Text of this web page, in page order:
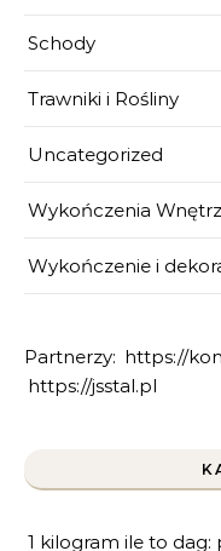
Schody
Trawniki i Rośliny
Uncategorized
Wykończenia Wnętrz
Wykończenie i
Partnerzy: https://
https://jsstal.pl
1 kilogram ile to